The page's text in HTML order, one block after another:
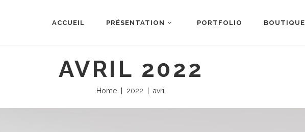
ACCUEIL PRÉSENTATION PORTFOLIO BOUTIQUE
AVRIL 2022
Home| 2022| avril